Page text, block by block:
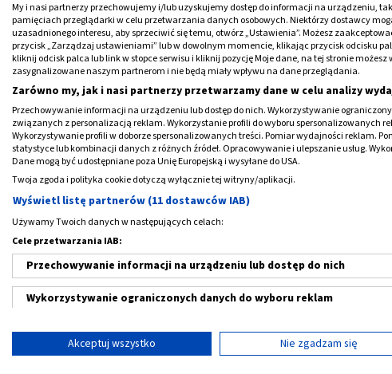
Medme poleca
CeraVe, sztyft
przeciwsłoneczny, SPF50+,
8 g
45,99 PLN
CeraVe, Fluid
przeciwsłoneczny, SPF50,
50 ml
69,89 PLN
‹
My i nasi partnerzy przechowujemy i/lub uzyskujemy dostęp do informacji na urządzeniu,
pamięciach przeglądarki w celu przetwarzania danych osobowych. Niektórzy dostawcy
uzasadnionego interesu, aby sprzeciwić się temu, otwórz „Ustawienia”. Możesz
przycisk „Zarządzaj ustawieniami” lub w dowolnym momencie, klikając przycisk odcisku
kliknij odcisk palca lub link w stopce serwisu i kliknij pozycję Moje dane, na tej stronie możesz
zasygnalizowane naszym partnerom i nie będą miały wpływu na dane przeglądania.
Zarówno my, jak i nasi partnerzy przetwarzamy dane w celu analizy
Przechowywanie informacji na urządzeniu lub dostęp do nich. Wykorzystywanie
związanych z personalizacją reklam. Wykorzystanie profili do wyboru spersonalizowanych
Wykorzystywanie profili w doborze spersonalizowanych treści. Pomiar wydajności reklam.
statystyce lub kombinacji danych z różnych źródeł. Opracowywanie i ulepszanie usług.
Dane mogą być udostępniane poza Unię Europejską i wysyłane do USA.
Twoja zgoda i polityka cookie dotyczą wyłącznie tej witryny/aplikacji.
Wyświetl listę partnerów (11 dostawców IAB)
Używamy Twoich danych w następujących celach:
Cele przetwarzania IAB:
Przechowywanie informacji na urządzeniu lub dostęp do nich
Wykorzystywanie ograniczonych danych do wyboru reklam
Tworzenie profili w celu spersonalizowanych reklam
Akceptuj wszystko Nie zgadzam się